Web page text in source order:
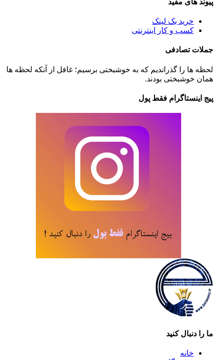
پیوند های مفید
خرید بک لینک
کسب و کار اینترنتی
جملات تصادفی
لحظه ها را گذراندیم که به خوشبختی برسیم؛ غافل از آنکه لحظه ها
همان خوشبختی بودند.
پیج اینستاگرام فقط پول
ما را دنبال کنید
خانه